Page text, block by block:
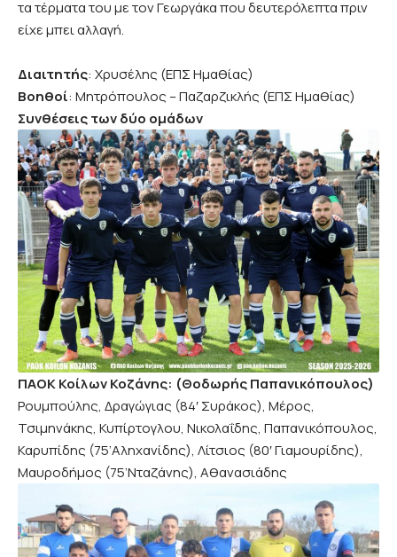
τα τέρματα του με τον Γεωργάκα που δευτερόλεπτα πριν
είχε μπει αλλαγή.
Διαιτητής: Χρυσέλης (ΕΠΣ Ημαθίας)
Βοηθοί: Μητρόπουλος – Παζαρζικλής (ΕΠΣ Ημαθίας)
Συνθέσεις των δύο ομάδων
ΠΑΟΚ Κοίλων Κοζάνης: (Θοδωρής Παπανικόπουλος)
Ρουμπούλης, Δραγώγιας (84′ Συράκος), Μέρος,
Τσιμηνάκης, Κυπίρτογλου, Νικολαΐδης, Παπανικόπουλος,
Καρυπίδης (75’Αληχανίδης), Λίτσιος (80′ Γιαμουρίδης),
Μαυροδήμος (75’Νταζάνης), Αθανασιάδης